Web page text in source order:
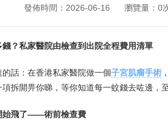
發佈時間：2026-06-16 瀏覽量：0
？私家醫院由檢查到出院全程費用清單
話：在香港私家醫院做一個子宮肌瘤手術
拆開畀你睇，等你知道每一蚊錢去咗邊，
始飛了——術前檢查費